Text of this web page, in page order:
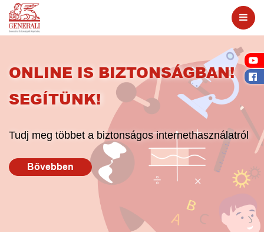
ONLINE IS BIZTONSÁGBAN!
SEGÍTÜNK!
Tudj meg többet a biztonságos internethasználatról
Bővebben